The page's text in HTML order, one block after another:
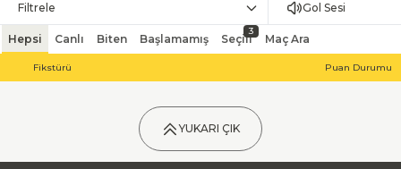
Filtrele Gol Sesi
Hepsi Canlı Biten Başlamamış Seçili
3
Maç Ara
Fikstürü Puan Durumu
YUKARI ÇIK